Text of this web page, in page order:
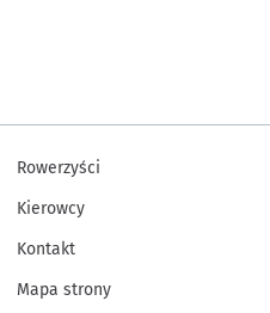
Rowerzyści
Kierowcy
Kontakt
Mapa strony